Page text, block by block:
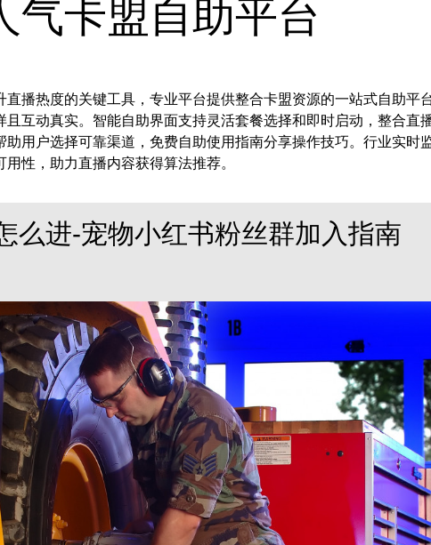
气卡盟自助平台
播热度的关键工具，专业平台提供整合卡盟资源的一站式自助平
互动真实。智能自助界面支持灵活套餐选择和即时启动，整合直
用户选择可靠渠道，免费自助使用指南分享操作技巧。行业实时
性，助力直播内容获得算法推荐。
么进-宠物小红书粉丝群加入指南